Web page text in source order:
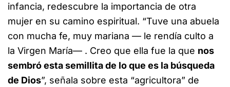
infancia, redescubre la importancia de otra
mujer en su camino espiritual. “Tuve una abuela
con mucha fe, muy mariana — le rendía culto a
la Virgen María— . Creo que ella fue la que nos
sembró esta semillita de lo que es la búsqueda
de Dios”, señala sobre esta “agricultora” de